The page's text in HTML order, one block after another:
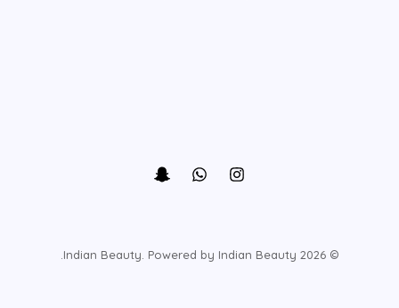
© 2026 Indian Beauty. Powered by Indian Beauty.